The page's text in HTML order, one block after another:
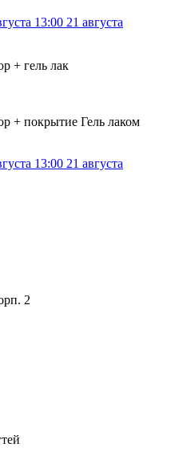
13:00 21 августа
+ гель лак
+ покрытие Гель лаком
13:00 21 августа
2